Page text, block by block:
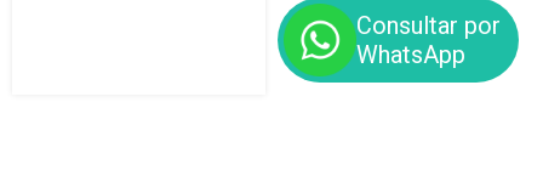
Consultar por
WhatsApp